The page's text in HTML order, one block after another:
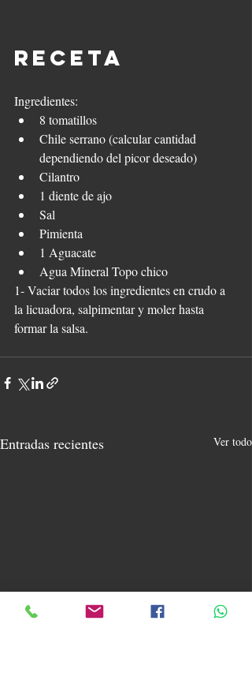
Receta
Ingredientes:
8 tomatillos
Chile serrano (calcular cantidad
dependiendo del picor deseado)
Cilantro
1 diente de ajo
Sal
Pimienta
1 Aguacate
Agua Mineral Topo chico
1- Vaciar todos los ingredientes en crudo a
la licuadora, salpimentar y moler hasta
formar la salsa.
Entradas recientes Ver todo